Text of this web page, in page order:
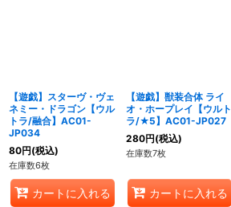
【遊戯】スターヴ・ヴェ
ネミー・ドラゴン【ウル
トラ/融合】AC01-
JP034
80円(税込)
在庫数6枚
カートに入れる
【遊戯】獣装合体 ライ
オ・ホープレイ【ウルト
ラ/★5】AC01-JP027
280円(税込)
在庫数7枚
カートに入れる